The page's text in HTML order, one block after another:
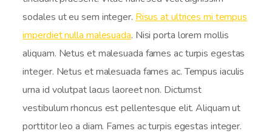
sodales ut eu sem integer. Risus at ultrices mi tempus
imperdiet nulla malesuada. Nisi porta lorem mollis
aliquam. Netus et malesuada fames ac turpis egestas
integer. Netus et malesuada fames ac. Tempus iaculis
urna id volutpat lacus laoreet non. Dictumst
vestibulum rhoncus est pellentesque elit. Aliquam ut
porttitor leo a diam. Fames ac turpis egestas integer.